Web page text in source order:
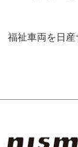
福祉車両を日